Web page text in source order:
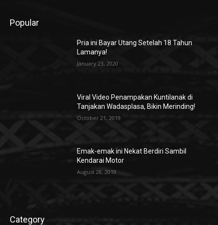
Popular
Pria ini Bayar Utang Setelah 18 Tahun
Lamanya!
January 23, 2020
Viral Video Penampakan Kuntilanak di
Tanjakan Wadasplasa, Bikin Merinding!
October 21, 2019
Emak-emak ini Nekat Berdiri Sambil
Kendarai Motor
August 28, 2019
Category